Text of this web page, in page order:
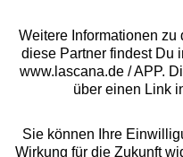
Weitere Informationen
diese Partner findest Du
www.lascana.de / APP.
über einen Link
Sie können Ihre
Wirkung für die Zukunft